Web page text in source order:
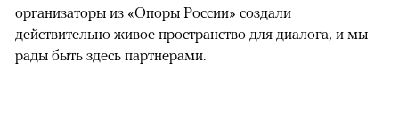
организаторы из «Опоры России» создали
действительно живое пространство для диалога, и мы
рады быть здесь партнерами.